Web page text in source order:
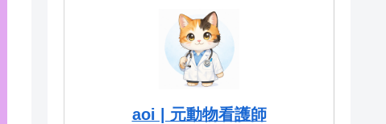
aoi | 元動物看護師